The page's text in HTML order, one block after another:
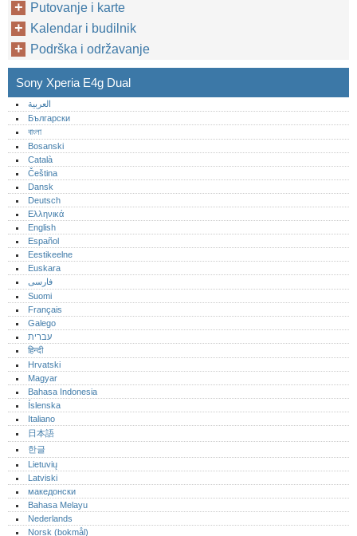
Putovanje i karte
Kalendar i budilnik
Podrška i održavanje
Sony Xperia E4g Dual
العربية
Български
বাংলা
Bosanski
Català
Čeština
Dansk
Deutsch
Ελληνικά
English
Español
Eestikeelne
Euskara
فارسی
Suomi
Français
Galego
עברית
हिन्दी
Hrvatski
Magyar
Bahasa Indonesia
Íslenska
Italiano
日本語
한글
Lietuvių
Latviski
македонски
Bahasa Melayu
Nederlands
Norsk (bokmål)‎